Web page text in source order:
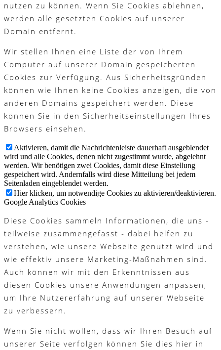
nutzen zu können. Wenn Sie Cookies ablehnen,
werden alle gesetzten Cookies auf unserer
Domain entfernt.
Wir stellen Ihnen eine Liste der von Ihrem
Computer auf unserer Domain gespeicherten
Cookies zur Verfügung. Aus Sicherheitsgründen
können wie Ihnen keine Cookies anzeigen, die von
anderen Domains gespeichert werden. Diese
können Sie in den Sicherheitseinstellungen Ihres
Browsers einsehen.
Aktivieren, damit die Nachrichtenleiste dauerhaft ausgeblendet
wird und alle Cookies, denen nicht zugestimmt wurde, abgelehnt
werden. Wir benötigen zwei Cookies, damit diese Einstellung
gespeichert wird. Andernfalls wird diese Mitteilung bei jedem
Seitenladen eingeblendet werden.
Hier klicken, um notwendige Cookies zu aktivieren/deaktivieren.
Google Analytics Cookies
Diese Cookies sammeln Informationen, die uns -
teilweise zusammengefasst - dabei helfen zu
verstehen, wie unsere Webseite genutzt wird und
wie effektiv unsere Marketing-Maßnahmen sind.
Auch können wir mit den Erkenntnissen aus
diesen Cookies unsere Anwendungen anpassen,
um Ihre Nutzererfahrung auf unserer Webseite
zu verbessern.
Wenn Sie nicht wollen, dass wir Ihren Besuch auf
unserer Seite verfolgen können Sie dies hier in